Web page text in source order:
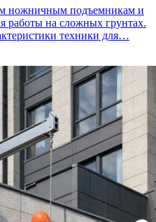
ножничным подъемникам и
работы на сложных грунтах.
техники для…